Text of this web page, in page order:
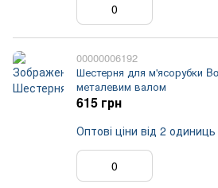
00000006192
Шестерня для м'ясорубки
металевим валом
615 грн
Оптові ціни від 2 одиниць